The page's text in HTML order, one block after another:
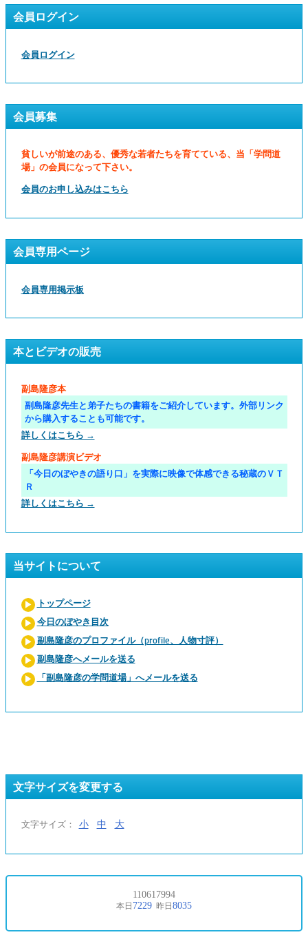
会員ログイン
会員ログイン
会員募集
貧しいが前途のある、優秀な若者たちを育てている、当「学問道
場」の会員になって下さい。
会員のお申し込みはこちら
会員専用ページ
会員専用掲示板
本とビデオの販売
副島隆彦本
副島隆彦先生と弟子たちの書籍をご紹介しています。外部リンク
から購入することも可能です。
詳しくはこちら →
副島隆彦講演ビデオ
「今日のぼやきの語り口」を実際に映像で体感できる秘蔵のＶＴ
Ｒ
詳しくはこちら →
当サイトについて
トップページ
今日のぼやき目次
副島隆彦のプロファイル（profile、人物寸評）
副島隆彦へメールを送る
「副島隆彦の学問道場」へメールを送る
文字サイズを変更する
文字サイズ： 小 中 大